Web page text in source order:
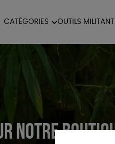
CATÉGORIES OUTILS
POSTERS
notre